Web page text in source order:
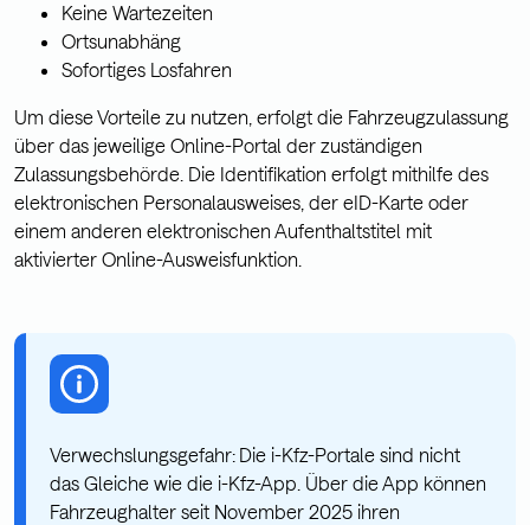
Keine Wartezeiten
Ortsunabhäng
Sofortiges Losfahren
Um diese Vorteile zu nutzen, erfolgt die Fahrzeugzulassung
über das jeweilige Online-Portal der zuständigen
Zulassungsbehörde. Die Identifikation erfolgt mithilfe des
elektronischen Personalausweises, der eID-Karte oder
einem anderen elektronischen Aufenthaltstitel mit
aktivierter Online-Ausweisfunktion.
Verwechslungsgefahr: Die i-Kfz-Portale sind nicht
das Gleiche wie die i-Kfz-App. Über die App können
Fahrzeughalter seit November 2025 ihren